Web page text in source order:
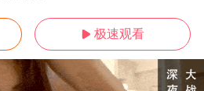
 极速观看